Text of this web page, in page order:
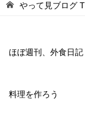
やって見ブログ
ほぼ週刊、外食日記
料理を作ろう